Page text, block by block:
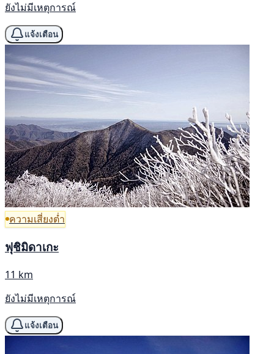
ยังไม่มีเหตุการณ์
แจ้งเตือน
ความเสี่ยงต่ำ
ฟุชิมิดาเกะ
11 km
ยังไม่มีเหตุการณ์
แจ้งเตือน